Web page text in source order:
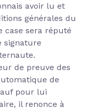
avoir lu et
générales du
case sera réputé
signature
de preuve des
de
pour lui
il renonce à